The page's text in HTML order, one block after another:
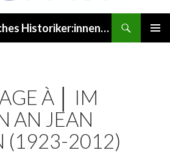
Deutsch-französisches Historiker:innenkomitee – Comité franco-allemand des Historien·ne·s
À │ IM
AN JEAN
(1923-2012)